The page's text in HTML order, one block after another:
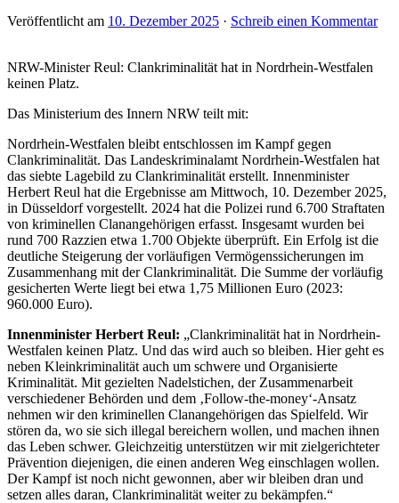
Veröffentlicht am 10. Dezember 2025 · Schreib einen Kommentar
NRW-Minister Reul: Clankriminalität hat in Nordrhein-Westfalen
keinen Platz.
Das Ministerium des Innern NRW teilt mit:
Nordrhein-Westfalen bleibt entschlossen im Kampf gegen
Clankriminalität. Das Landeskriminalamt Nordrhein-Westfalen hat
das siebte Lagebild zu Clankriminalität erstellt. Innenminister
Herbert Reul hat die Ergebnisse am Mittwoch, 10. Dezember 2025,
in Düsseldorf vorgestellt. 2024 hat die Polizei rund 6.700 Straftaten
von kriminellen Clanangehörigen erfasst. Insgesamt wurden bei
rund 700 Razzien etwa 1.700 Objekte überprüft. Ein Erfolg ist die
deutliche Steigerung der vorläufigen Vermögenssicherungen im
Zusammenhang mit der Clankriminalität. Die Summe der vorläufig
gesicherten Werte liegt bei etwa 1,75 Millionen Euro (2023:
960.000 Euro).
Innenminister Herbert Reul: „Clankriminalität hat in Nordrhein-
Westfalen keinen Platz. Und das wird auch so bleiben. Hier geht es
neben Kleinkriminalität auch um schwere und Organisierte
Kriminalität. Mit gezielten Nadelstichen, der Zusammenarbeit
verschiedener Behörden und dem ‚Follow-the-money‘-Ansatz
nehmen wir den kriminellen Clanangehörigen das Spielfeld. Wir
stören da, wo sie sich illegal bereichern wollen, und machen ihnen
das Leben schwer. Gleichzeitig unterstützen wir mit zielgerichteter
Prävention diejenigen, die einen anderen Weg einschlagen wollen.
Der Kampf ist noch nicht gewonnen, aber wir bleiben dran und
setzen alles daran, Clankriminalität weiter zu bekämpfen.“